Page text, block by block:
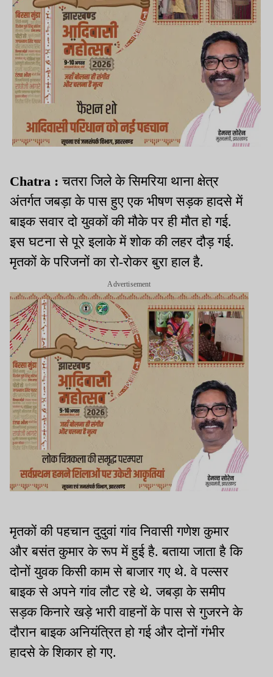
Chatra :चतरा जिले के सिमरिया थाना क्षेत्र
अंतर्गत जबड़ा के पास हुए एक भीषण सड़क हादसे में
बाइक सवार दो युवकों की मौके पर ही मौत हो गई.
इस घटना से पूरे इलाके में शोक की लहर दौड़ गई.
मृतकों के परिजनों का रो-रोकर बुरा हाल है.
Advertisement
मृतकों की पहचान दुदुवां गांव निवासी गणेश कुमार
और बसंत कुमार के रूप में हुई है. बताया जाता है कि
दोनों युवक किसी काम से बाजार गए थे. वे पल्सर
बाइक से अपने गांव लौट रहे थे. जबड़ा के समीप
सड़क किनारे खड़े भारी वाहनों के पास से गुजरने के
दौरान बाइक अनियंत्रित हो गई और दोनों गंभीर
हादसे के शिकार हो गए.